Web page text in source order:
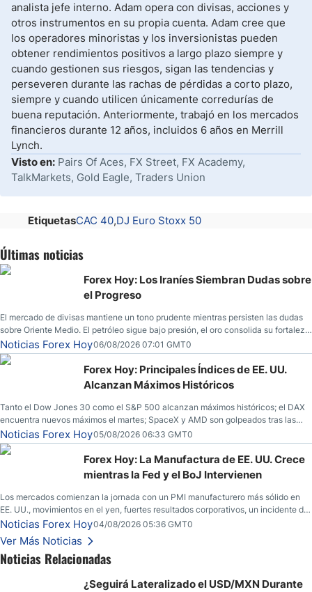
analista jefe interno. Adam opera con divisas, acciones y
otros instrumentos en su propia cuenta. Adam cree que
los operadores minoristas y los inversionistas pueden
obtener rendimientos positivos a largo plazo siempre y
cuando gestionen sus riesgos, sigan las tendencias y
perseveren durante las rachas de pérdidas a corto plazo,
siempre y cuando utilicen únicamente corredurías de
buena reputación. Anteriormente, trabajó en los mercados
financieros durante 12 años, incluidos 6 años en Merrill
Lynch.
Visto en: Pairs Of Aces, FX Street, FX Academy,
TalkMarkets, Gold Eagle, Traders Union
EtiquetasCAC 40 DJ Euro Stoxx 50
Últimas noticias
Forex Hoy: Los Iraníes Siembran Dudas sobre
el Progreso
El mercado de divisas mantiene un tono prudente mientras persisten las dudas
sobre Oriente Medio. El petróleo sigue bajo presión, el oro consolida su fortaleza
y los operadores esperan nuevas referencias económicas desde Estados
Unidos.
Noticias Forex Hoy06/08/2026 07:01 GMT0
Forex Hoy: Principales Índices de EE. UU.
Alcanzan Máximos Históricos
Tanto el Dow Jones 30 como el S&P 500 alcanzan máximos históricos; el DAX
encuentra nuevos máximos el martes; SpaceX y AMD son golpeados tras las
llamadas de ganancias; el petróleo crudo cae por debajo de los $80 con nuevas
esperanzas; el dólar estadounidense continúa intentando estabilizarse frente al
yen; el peso mexicano ve un repunte a medida que las tasas caen en EE. UU.
Noticias Forex Hoy05/08/2026 06:33 GMT0
Forex Hoy: La Manufactura de EE. UU. Crece
mientras la Fed y el BoJ Intervienen
Los mercados comienzan la jornada con un PMI manufacturero más sólido en
EE. UU., movimientos en el yen, fuertes resultados corporativos, un incidente de
seguridad en Bitcoin y nuevas señales desde el mercado del petróleo.
Noticias Forex Hoy04/08/2026 05:36 GMT0
Ver Más Noticias
Noticias Relacionadas
¿Seguirá Lateralizado el USD/MXN Durante